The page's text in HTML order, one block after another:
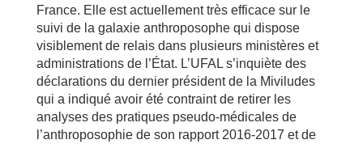
France. Elle est actuellement très efficace sur le
suivi de la galaxie anthroposophe qui dispose
visiblement de relais dans plusieurs ministères et
administrations de l’État. L’UFAL s’inquiète des
déclarations du dernier président de la Miviludes
qui a indiqué avoir été contraint de retirer les
analyses des pratiques pseudo-médicales de
l’anthroposophie de son rapport 2016-2017 et de